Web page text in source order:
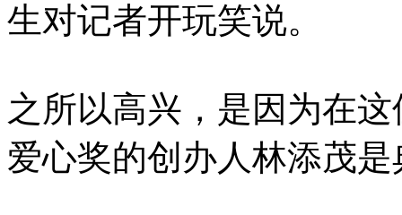
生对记者开玩笑说。
之所以高兴，是因为在
爱心奖的创办人林添茂